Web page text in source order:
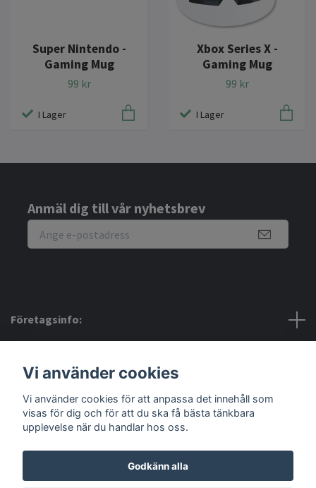
Super Nintendo -
Gaming Mug
99 kr
I Lager
Xbox Series X -
Gaming Mug
99 kr
I Lager
Anmäl dig till vår nyhetsbrev
Företagsinfo:
Sociala medier
Vi använder cookies
Vi använder cookies för att anpassa det innehåll som
visas för dig och för att du ska få bästa tänkbara
upplevelse när du handlar hos oss.
Godkänn alla